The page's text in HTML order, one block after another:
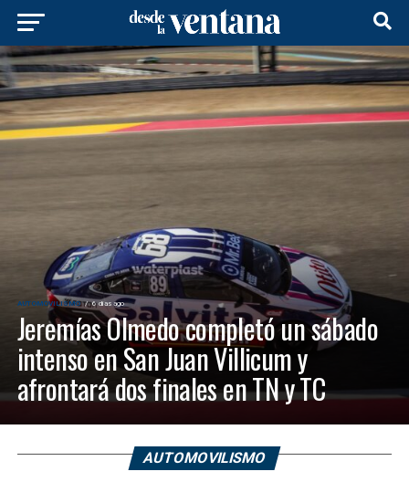
AUTOMOVILISMO 6 días ago
Jeremías Olmedo completó un sábado
intenso en San Juan Villicum y
afrontará dos finales en TN y TC
AUTOMOVILISMO